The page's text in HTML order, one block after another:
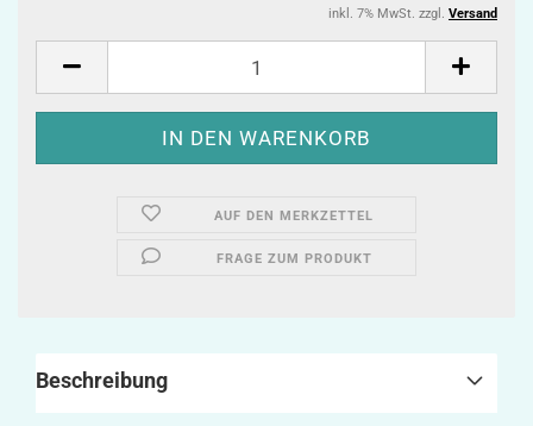
inkl. 7% MwSt. zzgl. Versand
AUF DEN MERKZETTEL
FRAGE ZUM PRODUKT
Beschreibung